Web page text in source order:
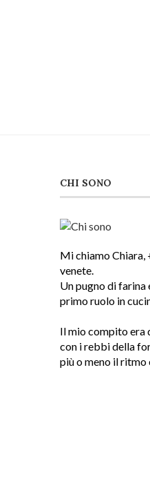
CHI SONO
Mi chiamo Chiara,
venete.
Un pugno di farina
primo ruolo in
Il mio compito era
con i rebbi della
più o meno il ritmo